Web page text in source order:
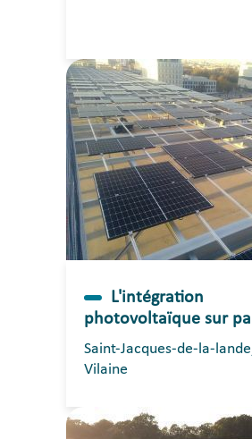
L'intégration
photovoltaïque sur
Saint-Jacques-de-la-
Vilaine